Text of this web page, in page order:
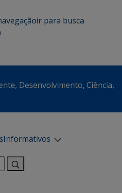
ir para busca
Desenvolvimento, Ciência,
Informativos